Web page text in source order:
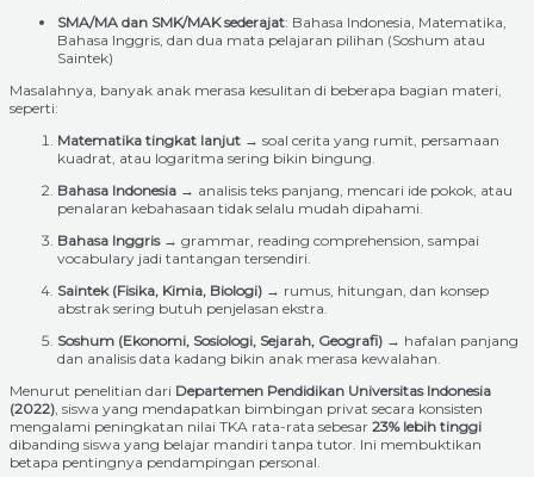
SMA/MA dan SMK/MAK sederajat: Bahasa Indonesia, Matematika,
Bahasa Inggris, dan dua mata pelajaran pilihan (Soshum atau
Saintek)
Masalahnya, banyak anak merasa kesulitan di beberapa bagian materi,
seperti:
Matematika tingkat lanjut → soal cerita yang rumit, persamaan
kuadrat, atau logaritma sering bikin bingung.
Bahasa Indonesia → analisis teks panjang, mencari ide pokok, atau
penalaran kebahasaan tidak selalu mudah dipahami.
Bahasa Inggris→ grammar, reading comprehension, sampai
vocabulary jadi tantangan tersendiri.
Saintek (Fisika, Kimia, Biologi) → rumus, hitungan, dan konsep
abstrak sering butuh penjelasan ekstra.
Soshum (Ekonomi, Sosiologi, Sejarah, Geografi) → hafalan panjang
dan analisis data kadang bikin anak merasa kewalahan.
Menurut penelitian dari Departemen Pendidikan Universitas Indonesia
(2022) , siswa yang mendapatkan bimbingan privat secara konsisten
mengalami peningkatan nilai TKA rata-rata sebesar 23% lebih tinggi
dibanding siswa yang belajar mandiri tanpa tutor. Ini membuktikan
betapa pentingnya pendampingan personal.